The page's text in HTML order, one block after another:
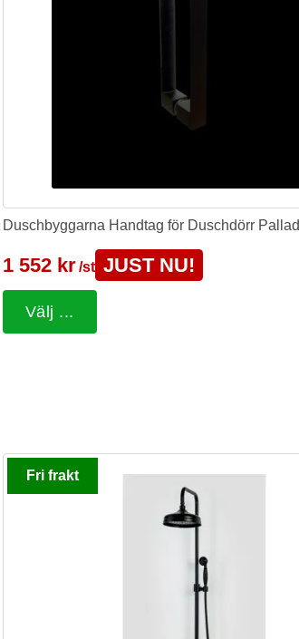
Duschbyggarna Handtag för Duschdörr
1 552 kr/st JUST NU!
Välj ...
Fri frakt